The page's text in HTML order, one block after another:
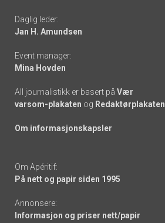
links
Daglig leder:
Jan H. Amundsen
Event manager:
Mina Hovden
All journalistikk er basert på Vær
varsom-plakaten og Redaktørplakaten
Om informasjonskapsler
Om Apéritif:
På nett og papir siden 1995
Annonsere:
Informasjon og priser nett/papir